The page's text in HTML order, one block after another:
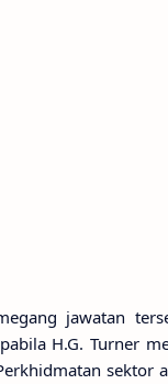
jawatan
H.G. Turner